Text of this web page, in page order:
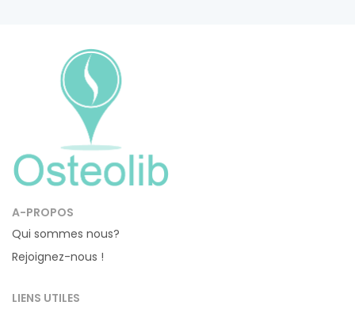
A-PROPOS
Qui sommes nous?
Rejoignez-nous !
LIENS UTILES